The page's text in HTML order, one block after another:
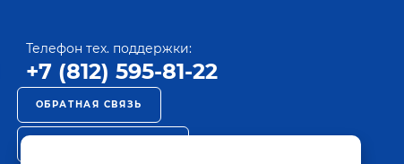
Телефон тех. поддержки:
+7 (812) 595-81-22
ОБРАТНАЯ СВЯЗЬ